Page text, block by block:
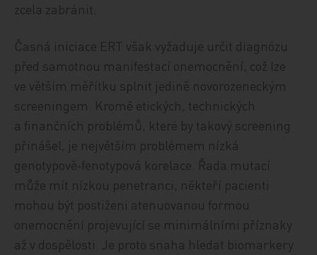
zcela zabránit.
Časná iniciace ERT však vyžaduje určit diagnózu
před samotnou manifestací onemocnění, což lze
ve větším měřítku splnit jedině novorozeneckým
screeningem. Kromě etických, technických
a finančních problémů, které by takový screening
přinášel, je největším problémem nízká
genotypově‑fenotypová korelace. Řada mutací
může mít nízkou penetranci, někteří pacienti
mohou být postiženi atenuovanou formou
onemocnění projevující se minimálními příznaky
až v dospělosti. Je proto snaha hledat biomarkery